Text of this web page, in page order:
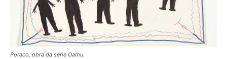
Poraco, obra da série Oamu.